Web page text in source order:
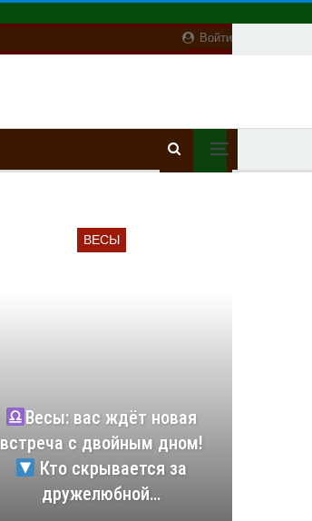
Войти
ВЕСЫ
Весы: вас ждёт новая
встреча с двойным дном!
Кто скрывается за
дружелюбной…